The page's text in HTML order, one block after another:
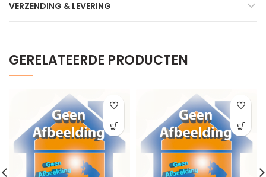
VERZENDING & LEVERING
GERELATEERDE PRODUCTEN